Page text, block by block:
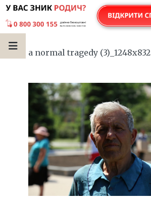
a normal tragedy (3)_1248x832